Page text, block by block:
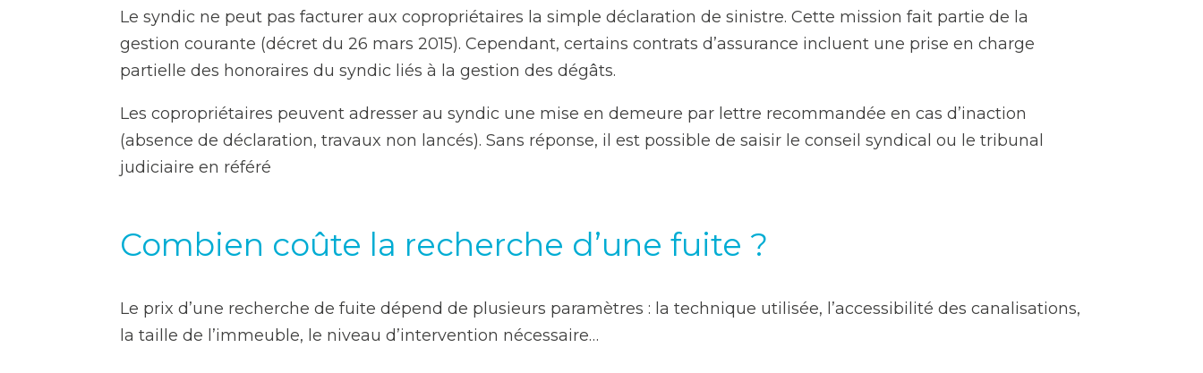
Le syndic ne peut pas facturer aux copropriétaires la simple déclaration de sinistre. Cette mission fait partie de la
gestion courante (décret du 26 mars 2015). Cependant, certains contrats d’assurance incluent une prise en charge
partielle des honoraires du syndic liés à la gestion des dégâts.
Les copropriétaires peuvent adresser au syndic une mise en demeure par lettre recommandée en cas d’inaction
(absence de déclaration, travaux non lancés). Sans réponse, il est possible de saisir le conseil syndical ou le tribunal
judiciaire en référé
Combien coûte la recherche d’une fuite ?
Le prix d’une recherche de fuite dépend de plusieurs paramètres : la technique utilisée, l’accessibilité des canalisations,
la taille de l’immeuble, le niveau d’intervention nécessaire…